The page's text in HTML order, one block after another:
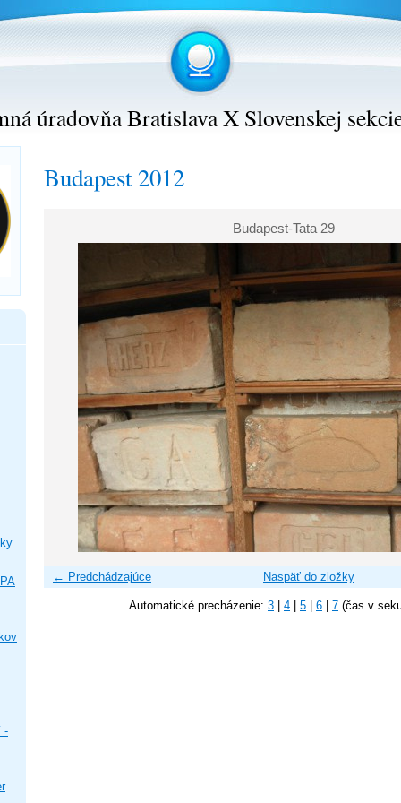
úradovňa Bratislava X Slovenskej
Budapest 2012
Budapest-Tata 29
← Predchádzajúce Naspäť do zložky
Automatické precházenie: 3 4 5 6 7 (čas v
-